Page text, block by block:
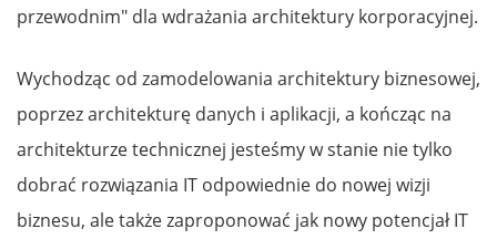
przewodnim" dla wdrażania architektury korporacyjnej.
Wychodząc od zamodelowania architektury biznesowej,
poprzez architekturę danych i aplikacji, a kończąc na
architekturze technicznej jesteśmy w stanie nie tylko
dobrać rozwiązania IT odpowiednie do nowej wizji
biznesu, ale także zaproponować jak nowy potencjał IT